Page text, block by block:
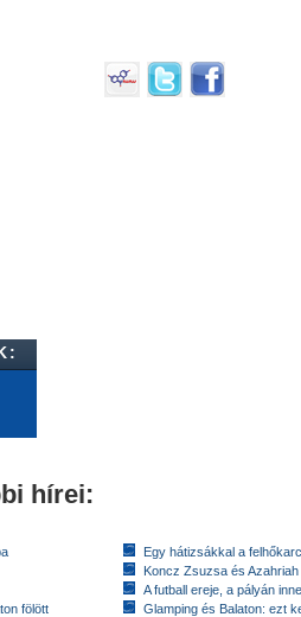
hírei:
fölött
Egy hátizsákkal a
Koncz Zsuzsa és
A futball ereje, a pályán
Glamping és Balaton: ezt